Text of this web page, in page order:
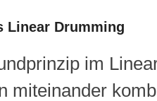
Linear Drumming
im
miteinander